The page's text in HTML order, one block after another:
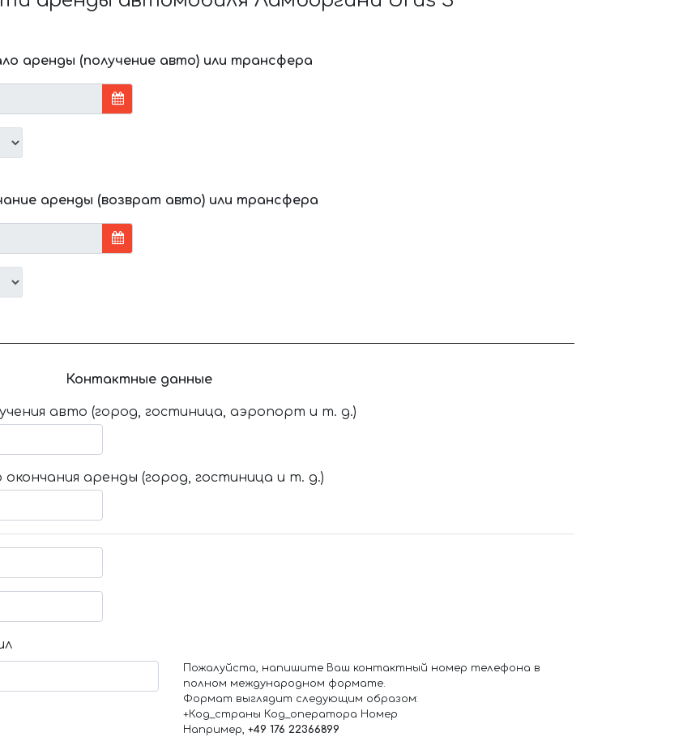
аренды (получение авто) или трансфера
аренды (возврат авто) или трансфера
Контактные данные
авто (город, гостиница, аэропорт и т. д.)
аренды (город, гостиница и т. д.)
Пожалуйста, напишите Ваш контактный номер телефона в
полном международном формате.
Формат выглядит следующим образом:
+Код_страны Код_оператора Номер
Например, +49 176 22366899